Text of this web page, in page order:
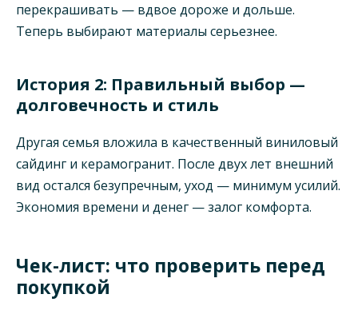
перекрашивать — вдвое дороже и дольше.
Теперь выбирают материалы серьезнее.
История 2: Правильный выбор —
долговечность и стиль
Другая семья вложила в качественный виниловый
сайдинг и керамогранит. После двух лет внешний
вид остался безупречным, уход — минимум усилий.
Экономия времени и денег — залог комфорта.
Чек-лист: что проверить перед
покупкой